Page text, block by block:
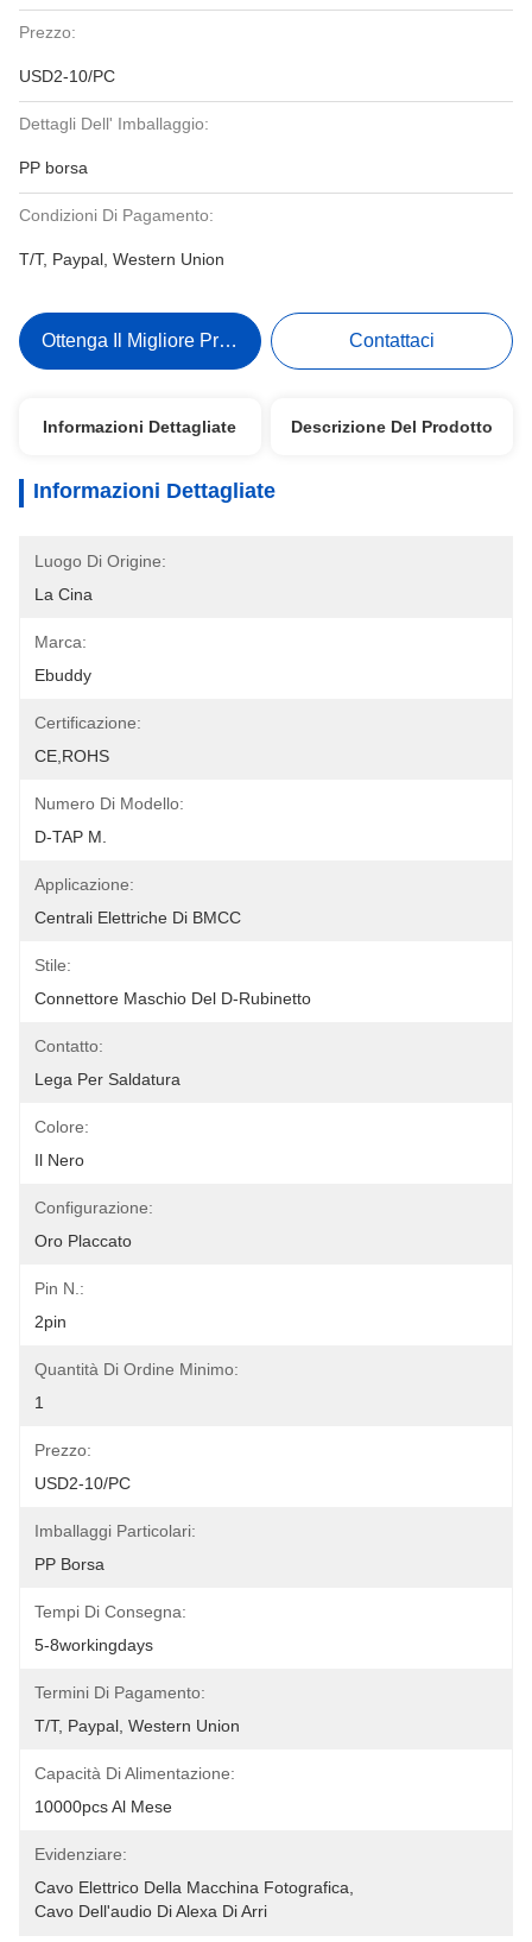
Prezzo:
USD2-10/PC
Dettagli Dell' Imballaggio:
PP borsa
Condizioni Di Pagamento:
T/T, Paypal, Western Union
Ottenga Il Migliore Prezzo Contattaci
Informazioni Dettagliate Descrizione Del Prodotto
Informazioni Dettagliate
Luogo Di Origine:
La Cina
Marca:
Ebuddy
Certificazione:
CE,ROHS
Numero Di Modello:
D-TAP M.
Applicazione:
Centrali Elettriche Di BMCC
Stile:
Connettore Maschio Del D-Rubinetto
Contatto:
Lega Per Saldatura
Colore:
Il Nero
Configurazione:
Oro Placcato
Pin N.:
2pin
Quantità Di Ordine Minimo:
1
Prezzo:
USD2-10/PC
Imballaggi Particolari:
PP Borsa
Tempi Di Consegna:
5-8workingdays
Termini Di Pagamento:
T/T, Paypal, Western Union
Capacità Di Alimentazione:
10000pcs Al Mese
Evidenziare:
Cavo Elettrico Della Macchina Fotografica
Cavo Dell'audio Di Alexa Di Arri